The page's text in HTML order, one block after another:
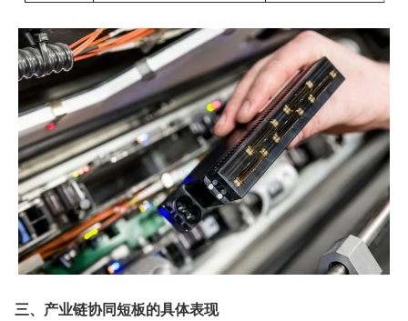
三、产业链协同短板的具体表现